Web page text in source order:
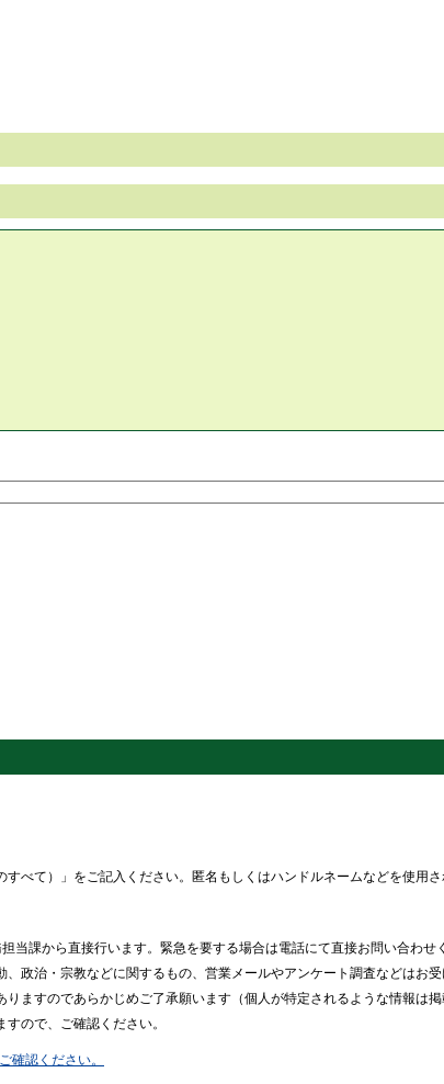
べて）」をご記入ください。匿名もしくはハンドルネームなどを使用
課から直接行います。緊急を要する場合は電話にて直接お問い合わせ
政治・宗教などに関するもの、営業メールやアンケート調査などはお受
ますのであらかじめご了承願います（個人が特定されるような情報は掲
ので、ご確認ください。
確認ください。